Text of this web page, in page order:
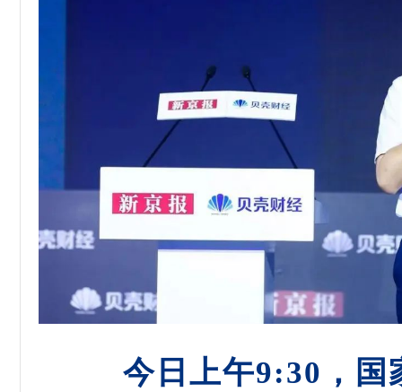
今日上午9:30， 国